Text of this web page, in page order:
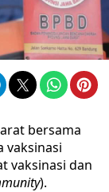
bersama
vaksinasi
vaksinasi dan
).